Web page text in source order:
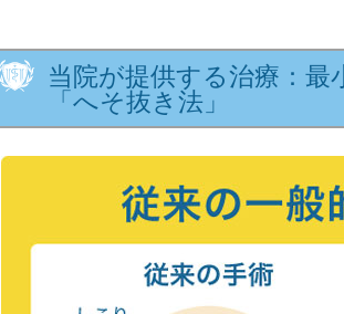
当院が提供する治療：最
「へそ抜き法」